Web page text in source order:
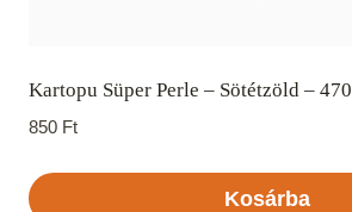
Kartopu Süper Perle – Sötétzöld – 470
850 Ft
Kosárba